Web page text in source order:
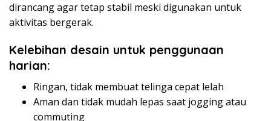
dirancang agar tetap stabil meski digunakan untuk
aktivitas bergerak.
Kelebihan desain untuk penggunaan
harian:
Ringan, tidak membuat telinga cepat lelah
Aman dan tidak mudah lepas saat jogging atau
commuting